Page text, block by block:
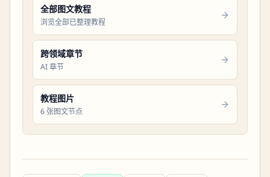
全部图文教程
浏览全部已整理教程
跨领域章节
AI 章节
教程图片
6 张图文节点